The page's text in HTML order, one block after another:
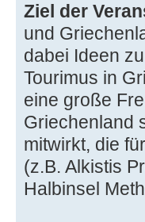
Ziel der
und
dabei Ideen
Tourimus in
eine große
Griechenland
mitwirkt, die
(z.B. Alkistis
Halbinsel